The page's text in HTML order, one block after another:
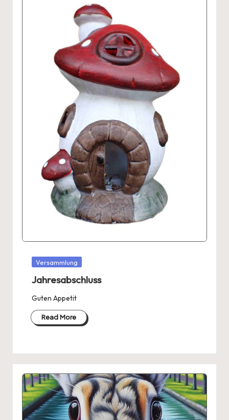
Posted
Versammlung
Jahresabschluss
Guten Appetit
Read More